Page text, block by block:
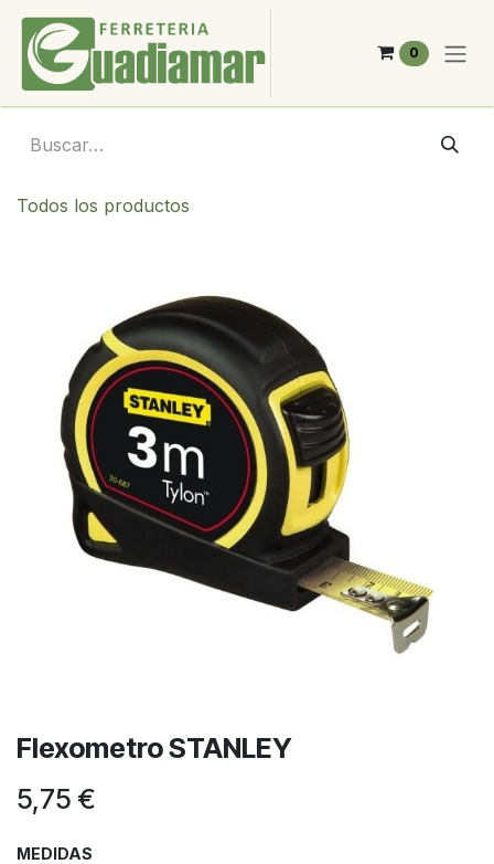
Ir al contenido
0
Todos los productos
Flexometro STANLEY
5,75 €
MEDIDAS